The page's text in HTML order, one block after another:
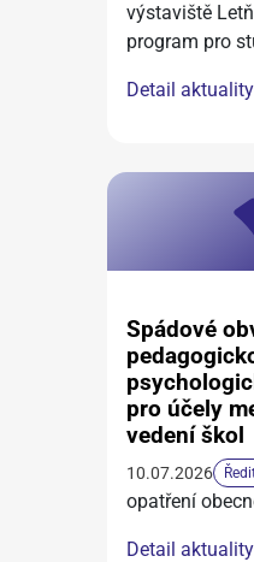
výstaviště
program pro
Detail aktuality
Spádové
pro účely
vedení škol
10.07.2026
opatření
Detail aktuality